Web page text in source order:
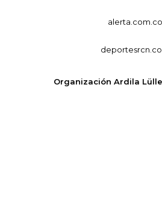
alerta.com.co
Organización Ardila